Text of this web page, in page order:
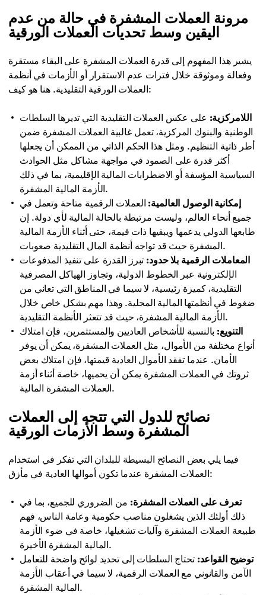
مرونة العملات المشفرة في حالة من عدم
اليقين وسط تحديات العملات الورقية
يشير هذا المفهوم إلى قدرة العملات المشفرة على البقاء مستقرة
وفعالة وموثوقة خلال فترات عدم الاستقرار أو الأزمات في أنظمة
العملات الورقية التقليدية. هنا هو كيف:
اللامركزية: على عكس العملات التقليدية التي تديرها السلطات
الوطنية والبنوك المركزية، تعمل غالبية العملات المشفرة ضمن
أطر ذاتية التنظيم. ومثل هذا الحكم الذاتي من الممكن أن يجعلها
أكثر قدرة على الصمود في مواجهة مشاكل مثل الحوادث
السياسية المؤسفة أو الاضطرابات المالية الإقليمية، بما في ذلك
الأزمة المالية المشفرة.
إمكانية الوصول العالمية: العملات الرقمية متاحة وتعمل في
جميع أنحاء العالم، وليست مرتبطة بالحالة المالية لأي دولة. إن
طابعها الدولي يدعمها ويبقيها ذات قيمة، حتى أثناء الأزمة المالية
المشفرة حيث قد تواجه أنظمة المال التقليدية صعوبات.
المعاملات الرقمية بلا حدود: تبرز القدرة على تنفيذ المدفوعات
الإلكترونية عبر الخطوط الدولية، وتجاوز الهياكل المصرفية
التقليدية، كميزة رئيسية، لا سيما في المناطق التي تعاني من
ضغوط في أنظمتها المالية المحلية. وهذا مهم بشكل خاص خلال
الأزمة المالية المشفرة، حيث قد تتعثر الأنظمة التقليدية.
التنويع: بالنسبة للأشخاص العاديين والمستثمرين، فإن امتلاك
أنواع مختلفة من الأموال، مثل العملات المشفرة، يمكن أن يوفر
الأمان. عندما تفقد الأموال العادية قيمتها، فإن امتلاك بعض
ثروتك في العملات المشفرة يمكن أن يحميها، خاصة أثناء أزمة
العملات المشفرة المالية.
نصائح للدول التي تتجه إلى العملات
المشفرة وسط الأزمات الورقية
فيما يلي بعض النصائح البسيطة للبلدان التي تفكر في استخدام
العملات المشفرة عندما تكون أموالها العادية في مأزق:
تعرف على العملات المشفرة: من الضروري للجميع، بما في
ذلك أولئك الذين يشغلون مناصب حكومية وعامة الناس، فهم
طبيعة العملات المشفرة وآليات تشغيلها، خاصة في ضوء الأزمة
المالية المشفرة الأخيرة.
توضيح القواعد: تحتاج السلطات إلى تحديد لوائح واضحة للتعامل
الآمن والقانوني مع العملات الرقمية، لا سيما في أعقاب الأزمة
المالية المشفرة.